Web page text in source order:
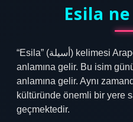
Esila
“Esila” (أسيلة) kelimesi Arapçada “akşam vakti”
anlamına gelir. Bu isim
anlamına gelir. Aynı
kültüründe önemli bir yere
geçmektedir.